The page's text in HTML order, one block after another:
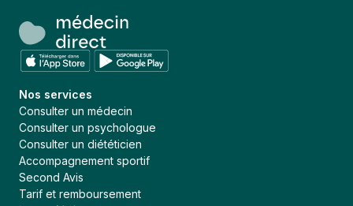
Nos services
Consulter un médecin
Consulter un psychologue
Consulter un diététicien
Accompagnement sportif
Second Avis
Tarif et remboursement